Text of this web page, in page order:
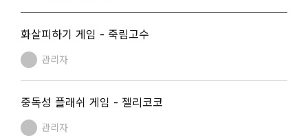
화살피하기 게임 - 죽림고수
관리자
중독성 플래쉬 게임 - 젤리코코
관리자